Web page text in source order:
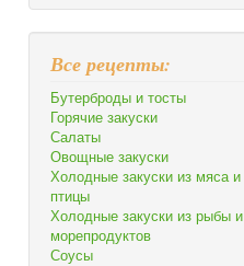
Все рецепты:
Бутерброды и тосты
Горячие закуски
Салаты
Овощные закуски
Холодные закуски из мяса и
птицы
Холодные закуски из рыбы и
морепродуктов
Соусы